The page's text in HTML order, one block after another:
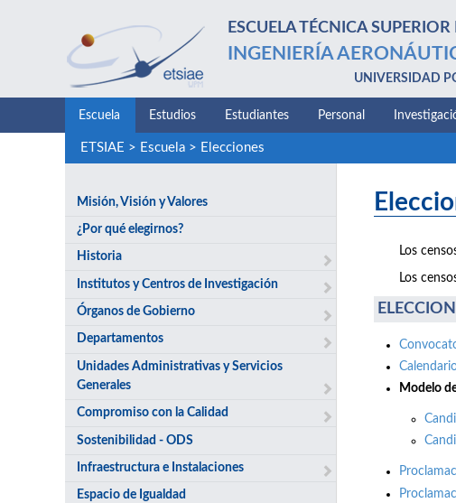
ESCUELA TÉCNICA SUPERIOR
INGENIERÍA
UNIVERSIDAD
Escuela Estudios Estudiantes Personal
ETSIAE > Escuela> Elecciones
Misión, Visión y Valores
¿Por qué elegirnos?
Historia
Institutos y Centros de Investigación
Órganos de Gobierno
Departamentos
Unidades Administrativas y Servicios
Generales
Compromiso con la Calidad
Sostenibilidad - ODS
Infraestructura e Instalaciones
Espacio de Igualdad
Los
Los
Modelo